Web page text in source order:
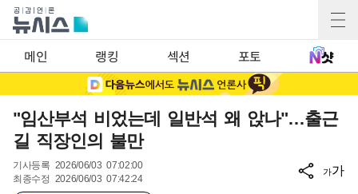
메인 랭킹 섹션 포토
"임산부석 비었는데 일반석 왜 앉나"…출근
길 직장인의 불만
기사등록 2026/06/03 07:02:00
최종수정 2026/06/03 07:42:24
가가